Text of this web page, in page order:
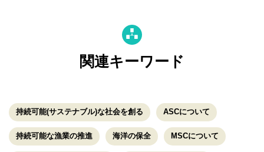
関連キーワード
持続可能(サステナブル)な社会を創る ASCについて
持続可能な漁業の推進 海洋の保全 MSCについて